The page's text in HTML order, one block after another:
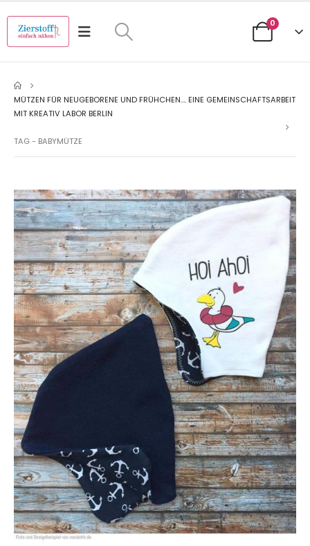
0
MÜTZEN FÜR NEUGEBORENE UND FRÜHCHEN…. EINE GEMEINSCHAFTSARBEIT
MIT KREATIV LABOR BERLIN
TAG - BABYMÜTZE